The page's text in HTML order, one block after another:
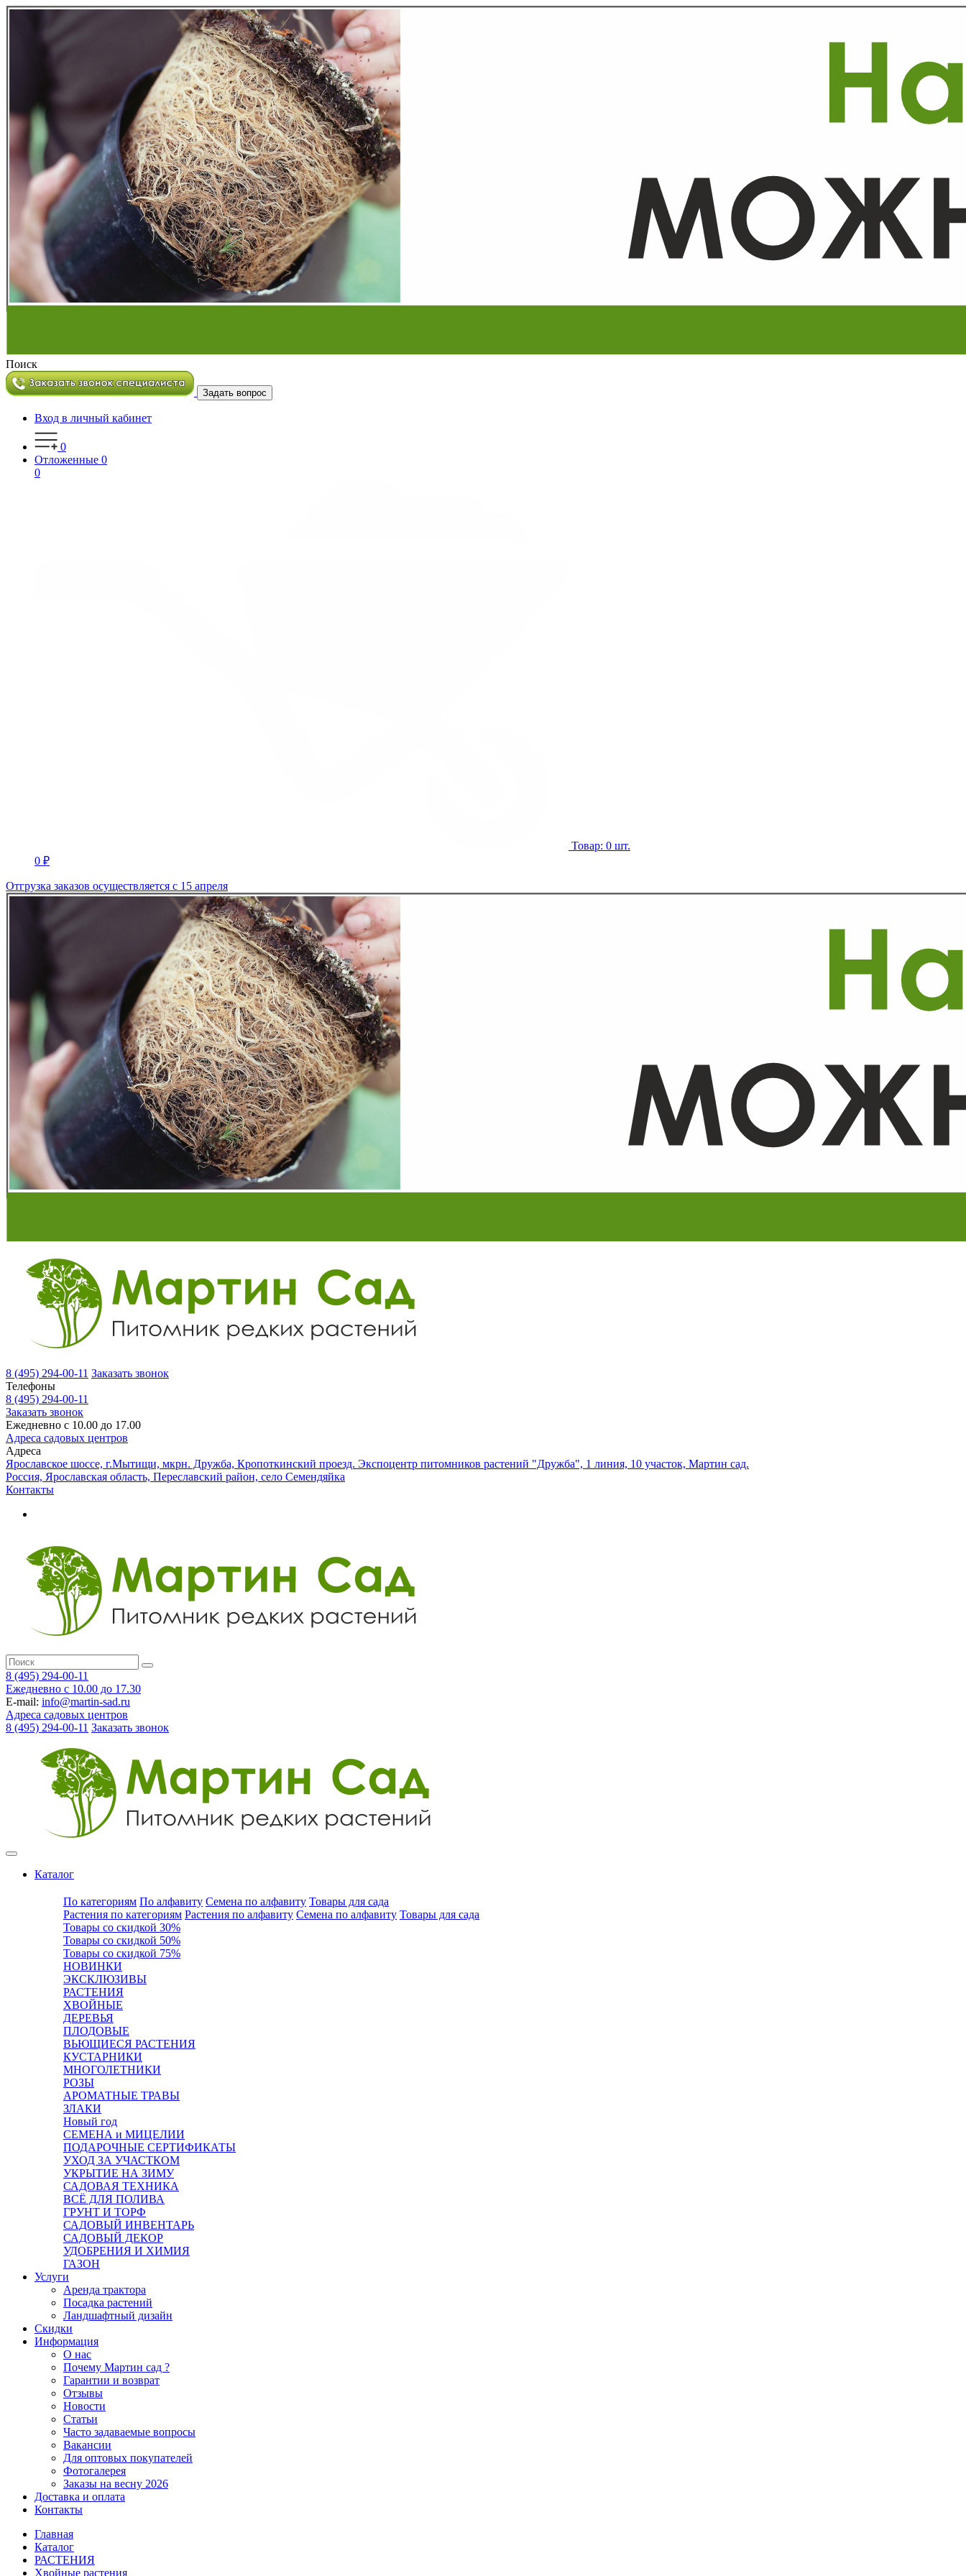
Поиск
Задать вопрос
Вход в личный кабинет
0
Отложенные 0
0
Товар: 0 шт.
0 ₽
Отгрузка заказов осуществляется с 15 апреля
8 (495) 294-00-11 Заказать звонок
Телефоны
8 (495) 294-00-11
Заказать звонок
Ежедневно с 10.00 до 17.00
Адреса садовых центров
Адреса
Ярославское шоссе, г.Мытищи, мкрн. Дружба, Кропоткинский проезд. Экспоцентр питомников растений "Дружба", 1 линия, 10 участок, Мартин сад.
Россия, Ярославская область, Переславский район, село Семендяйка
Контакты
8 (495) 294-00-11
Ежедневно с 10.00 до 17.30
E-mail: info@martin-sad.ru
Адреса садовых центров
8 (495) 294-00-11 Заказать звонок
Каталог
По категориям По алфавиту Семена по алфавиту Товары для сада
Растения по категориям Растения по алфавиту Семена по алфавиту Товары для сада
Товары со скидкой 30%
Товары со скидкой 50%
Товары со скидкой 75%
НОВИНКИ
ЭКСКЛЮЗИВЫ
РАСТЕНИЯ
ХВОЙНЫЕ
ДЕРЕВЬЯ
ПЛОДОВЫЕ
ВЬЮЩИЕСЯ РАСТЕНИЯ
КУСТАРНИКИ
МНОГОЛЕТНИКИ
РОЗЫ
АРОМАТНЫЕ ТРАВЫ
ЗЛАКИ
Новый год
СЕМЕНА и МИЦЕЛИИ
ПОДАРОЧНЫЕ СЕРТИФИКАТЫ
УХОД ЗА УЧАСТКОМ
УКРЫТИЕ НА ЗИМУ
САДОВАЯ ТЕХНИКА
ВСЁ ДЛЯ ПОЛИВА
ГРУНТ И ТОРФ
САДОВЫЙ ИНВЕНТАРЬ
САДОВЫЙ ДЕКОР
УДОБРЕНИЯ И ХИМИЯ
ГАЗОН
Услуги
Аренда трактора
Посадка растений
Ландшафтный дизайн
Скидки
Информация
О нас
Почему Мартин сад ?
Гарантии и возврат
Отзывы
Новости
Статьи
Часто задаваемые вопросы
Вакансии
Для оптовых покупателей
Фотогалерея
Заказы на весну 2026
Доставка и оплата
Контакты
Главная
Каталог
РАСТЕНИЯ
Хвойные растения